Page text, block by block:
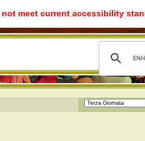
meet current accessibility